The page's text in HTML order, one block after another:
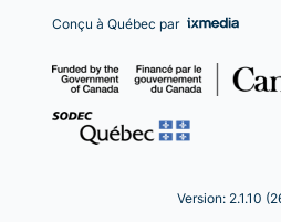
Conçu à Québec par
Version: 2.1.10